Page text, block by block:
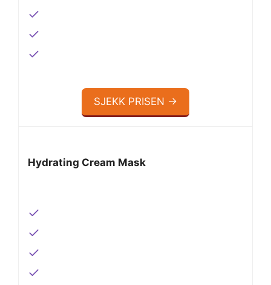
SJEKK PRISEN →
Hydrating Cream Mask